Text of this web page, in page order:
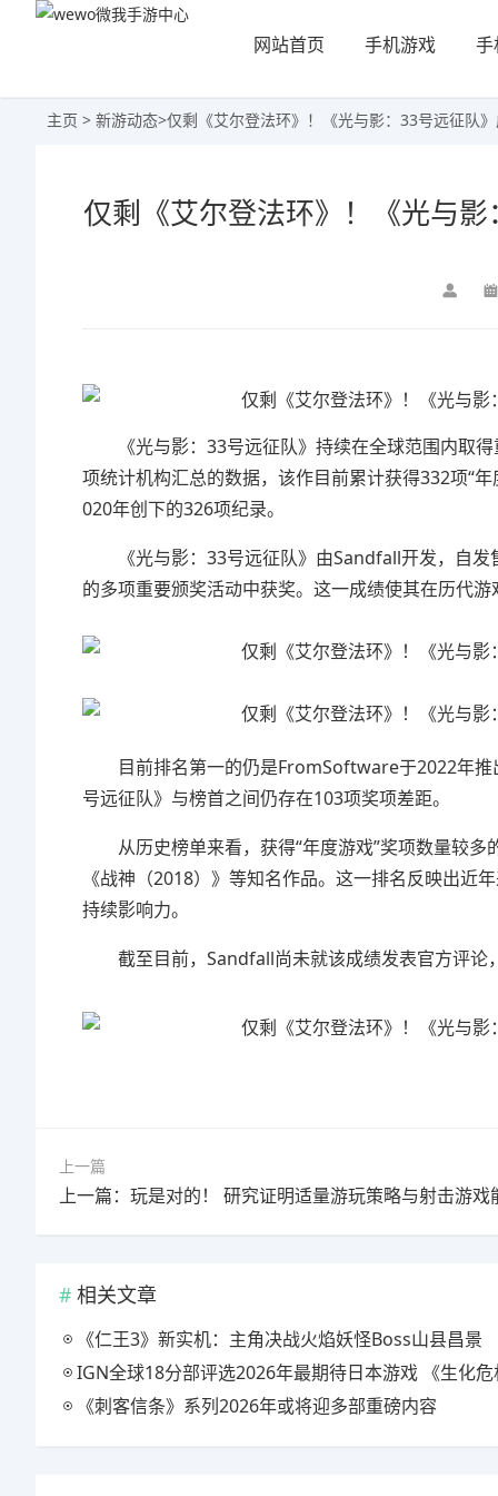
网站首页 手机游戏 手
主页 > 新游动态>仅剩《艾尔登法环》！《光与影：33号远征队
仅剩《艾尔登法环》！《光与
《光与影：33号远征队》持续在全球范围内取
项统计机构汇总的数据，该作目前累计获得332项“
020年创下的326项纪录。
《光与影：33号远征队》由Sandfall开发，自
的多项重要颁奖活动中获奖。这一成绩使其在历代
目前排名第一的仍是FromSoftware于2022年
号远征队》与榜首之间仍存在103项奖项差距。
从历史榜单来看，获得“年度游戏”奖项数量较
《战神（2018）》等知名作品。这一排名反映出近
持续影响力。
截至目前，Sandfall尚未就该成绩发表官方评
上一篇
相关文章
《仁王3》新实机：主角决战火焰妖怪Boss山县昌景
IGN全球18分部评选2026年最期待日本游戏 《生化危机9》
《刺客信条》系列2026年或将迎多部重磅内容